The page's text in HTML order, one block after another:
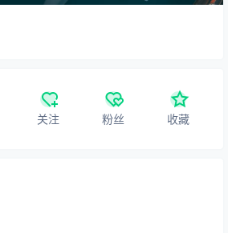
关注 粉丝 收藏